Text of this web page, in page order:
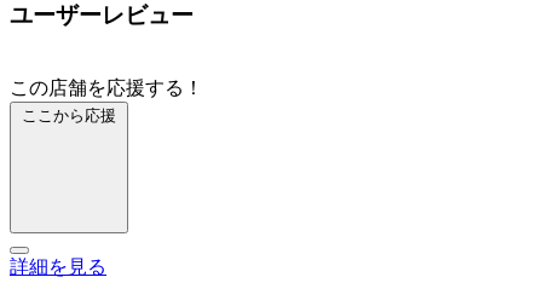
ユーザーレビュー
この店舗を応援する！
ここから応援
詳細を見る